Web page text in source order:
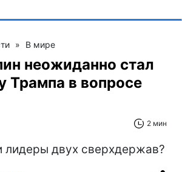
» В мире
неожиданно стал
Трампа в вопросе
2 мин
лидеры двух сверхдержав?